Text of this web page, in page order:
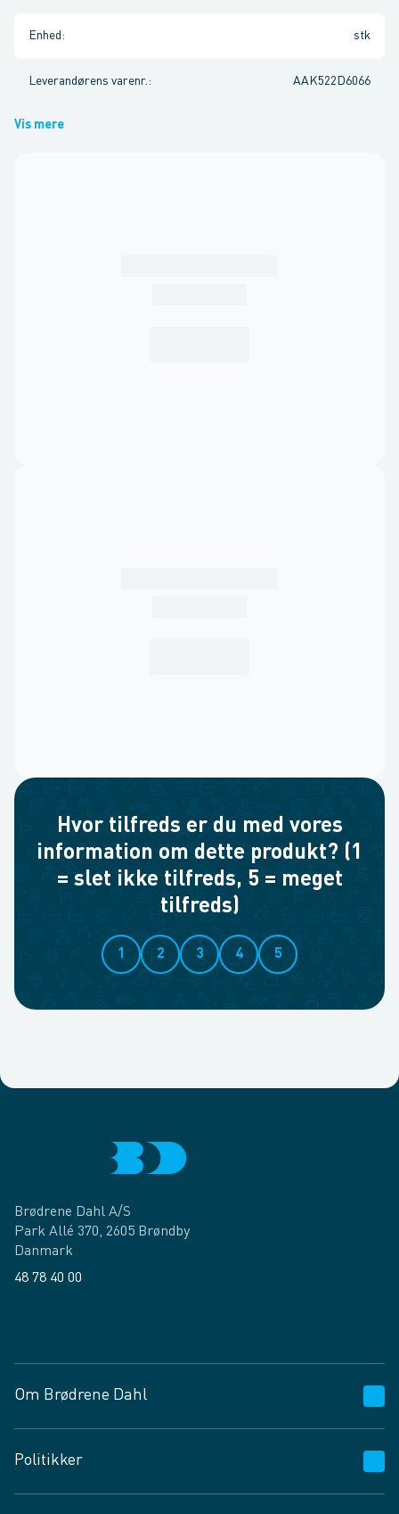
Enhed : stk
Leverandørens varenr. : AAK522D6066
Vis mere
Hvor tilfreds er du med vores
information om dette produkt? (1
= slet ikke tilfreds, 5 = meget
tilfreds)
1 2 3 4 5
Brødrene Dahl A/S
Park Allé 370, 2605 Brøndby
Danmark
48 78 40 00
Om Brødrene Dahl
Vagttelefon 30 10 89 89
Spørgsmål og svar
Politikker